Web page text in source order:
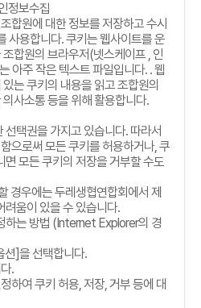
정보수집
합원에 대한 정보를 저장하고 수시
사용합니다.쿠키는 웹사이트를 운
합원의 브라우저(넷스케이프 , 인
아주 작은 텍스트 파일입니다. .웹
는 쿠키의 내용을 읽고 조합원의
사소통 등을 위해 활용합니다.
택권을 가지고 있습니다. 따라서
으로써 모든 쿠키를 허용하거나,쿠
면 모든 쿠키의 저장을 거부할 수도
경우에는 두레생협연합회에서 제
려움이 있을 수 있습니다.
하는 방법 (Internet Explorer의 경
션]을 선택합니다.
.
하여 쿠키 허용,저장,거부 등에 대